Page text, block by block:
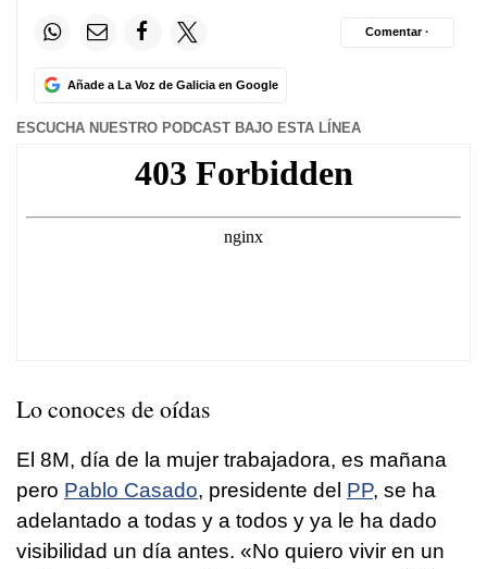
Añade a La Voz de Galicia en Google
Comentar ·
ESCUCHA NUESTRO PODCAST BAJO ESTA LÍNEA
Lo conoces de oídas
El 8M, día de la mujer trabajadora, es mañana
pero Pablo Casado, presidente del PP, se ha
adelantado a todas y a todos y ya le ha dado
visibilidad un día antes. «No quiero vivir en un